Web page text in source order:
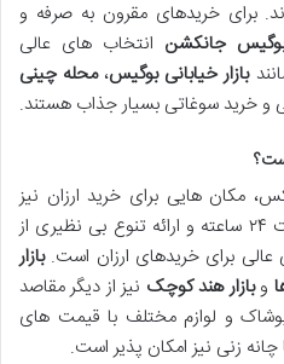
برای خریدهای مقرون به صرفه و
جانکشن انتخاب های عالی
بازار خیابانی بوگیس،محله چینی
و خرید سوغاتی بسیار جذاب هستند.
مکان هایی برای خرید ارزان نیز
به دلیل فعالیت ۲۴ ساعته و ارائه تنوع بی نظیری از
عالی برای خریدهای ارزان است.بازار
وبازار هند کوچک نیز از دیگر مقاصد
و لوازم مختلف با قیمت های
زنی نیز امکان پذیر است.